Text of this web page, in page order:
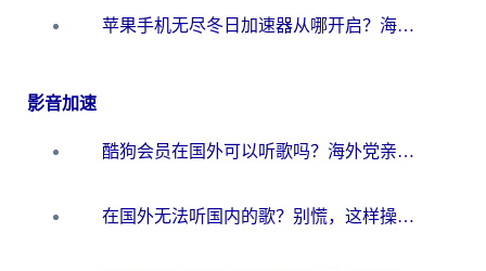
苹果手机无尽冬日加速器从哪开启？海外玩家的冬日生存指南
影音加速
酷狗会员在国外可以听歌吗？海外党亲测有效：3步解决音乐权限难题
在国外无法听国内的歌？别慌，这样操作就能畅听QQ音乐（附亲测加速器推荐）